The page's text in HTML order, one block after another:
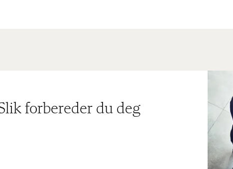
forbereder du deg